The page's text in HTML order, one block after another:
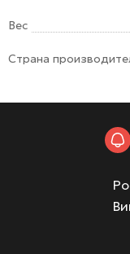
Вес
Страна